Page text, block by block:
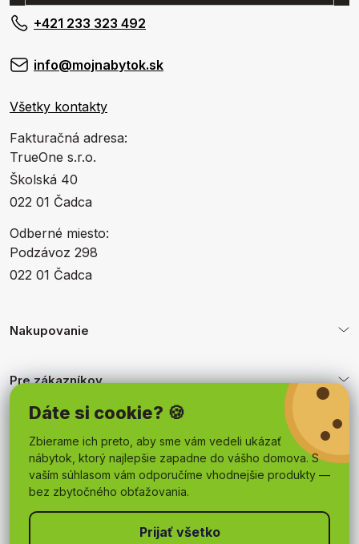
Dáte si cookie? 🍪
Zbierame ich preto, aby sme vám vedeli ukázať
nábytok, ktorý najlepšie zapadne do vášho domova. S
vaším súhlasom vám odporučíme vhodnejšie produkty —
bez zbytočného obťažovania.
+421 233 323 492
info@mojnabytok.sk
Všetky kontakty
Fakturačná adresa:
TrueOne s.r.o.
Školská 40
022 01 Čadca
Odberné miesto:
Podzávoz 298
022 01 Čadca
Nakupovanie
Pre zákazníkov